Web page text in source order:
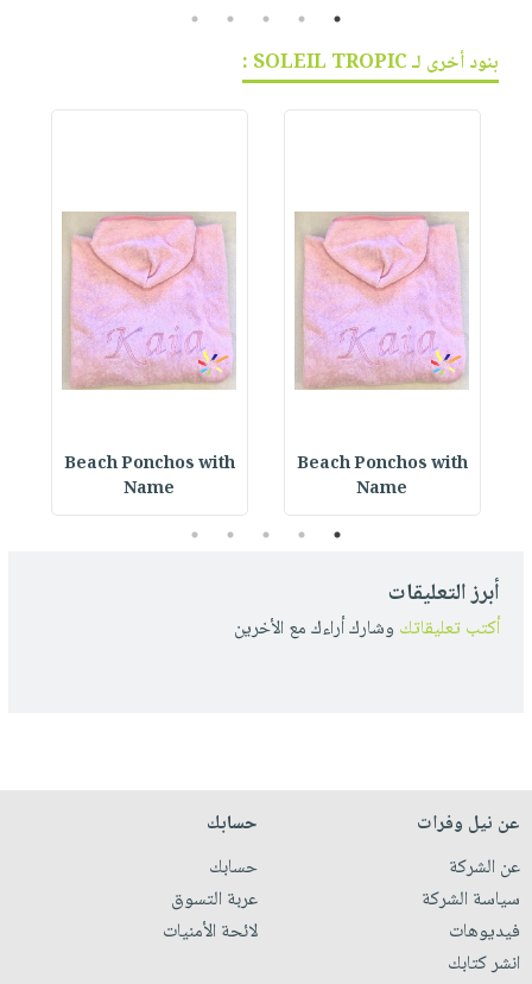
1
2
3
4
5
بنود أخرى لـ SOLEIL TROPIC :
Beach Ponchos with
Name
Beach Ponchos with
Name
1
2
3
4
5
أبرز التعليقات
أكتب تعليقاتك وشارك أراءك مع الأخرين
عن نيل وفرات
عن الشركة
سياسة الشركة
فيديوهات
انشر كتابك
حسابك
حسابك
عربة التسوق
لائحة الأمنيات